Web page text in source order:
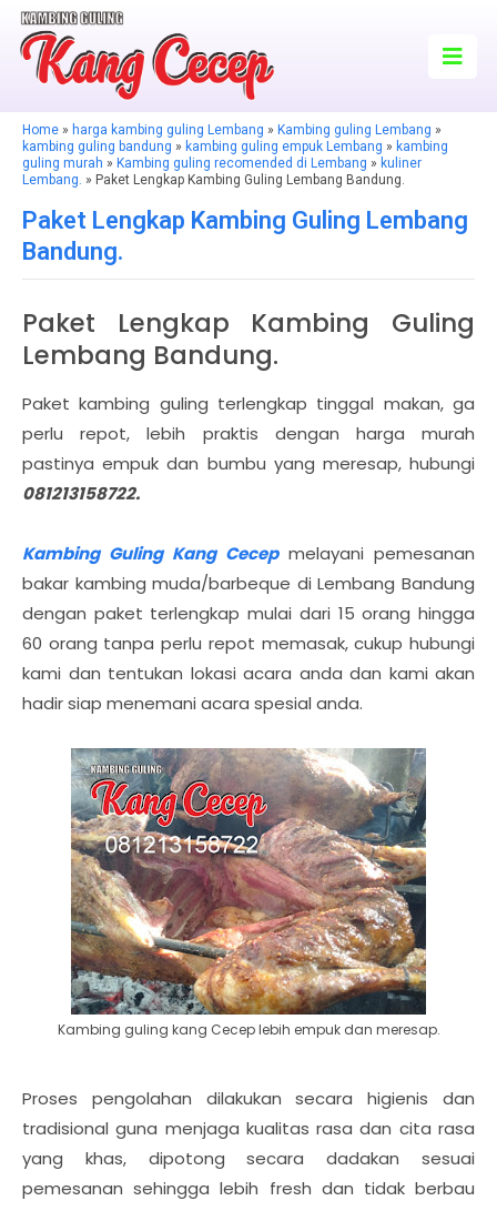
Home » harga kambing guling Lembang » Kambing guling Lembang »
kambing guling bandung » kambing guling empuk Lembang » kambing
guling murah » Kambing guling recomended di Lembang » kuliner
Lembang. » Paket Lengkap Kambing Guling Lembang Bandung.
Paket Lengkap Kambing Guling Lembang
Bandung.
Paket Lengkap Kambing Guling
Lembang Bandung.
Paket kambing guling terlengkap tinggal makan, ga
perlu repot, lebih praktis dengan harga murah
pastinya empuk dan bumbu yang meresap, hubungi
081213158722.
Kambing Guling Kang Cecepmelayani pemesanan
bakar kambing muda/barbeque di Lembang Bandung
dengan paket terlengkap mulai dari 15 orang hingga
60 orang tanpa perlu repot memasak, cukup hubungi
kami dan tentukan lokasi acara anda dan kami akan
hadir siap menemani acara spesial anda.
Kambing guling kang Cecep lebih empuk dan meresap.
Proses pengolahan dilakukan secara higienis dan
tradisional guna menjaga kualitas rasa dan cita rasa
yang khas, dipotong secara dadakan sesuai
pemesanan sehingga lebih fresh dan tidak berbau